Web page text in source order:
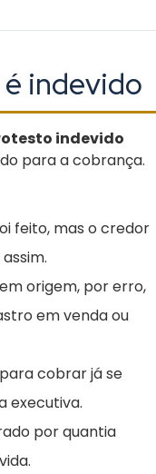
indevido
indevido
para a cobrança.
feito, mas o credor
origem, por erro,
em venda ou
cobrar já se
executiva.
por quantia